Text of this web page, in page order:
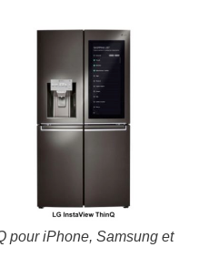
pour iPhone, Samsung et